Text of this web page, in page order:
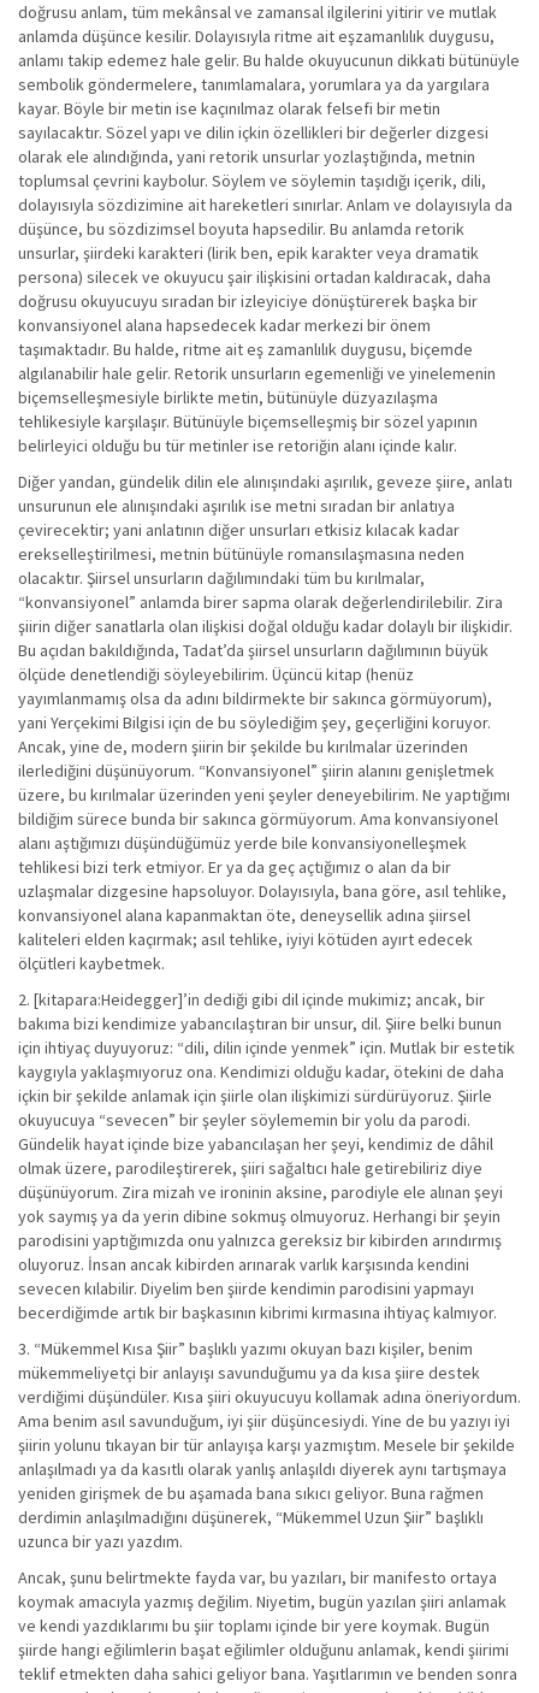
doğrusu anlam, tüm mekânsal ve zamansal ilgilerini yitirir ve mutlak
anlamda düşünce kesilir. Dolayısıyla ritme ait eşzamanlılık duygusu,
anlamı takip edemez hale gelir. Bu halde okuyucunun dikkati bütünüyle
sembolik göndermelere, tanımlamalara, yorumlara ya da yargılara
kayar. Böyle bir metin ise kaçınılmaz olarak felsefi bir metin
sayılacaktır. Sözel yapı ve dilin içkin özellikleri bir değerler dizgesi
olarak ele alındığında, yani retorik unsurlar yozlaştığında, metnin
toplumsal çevrini kaybolur. Söylem ve söylemin taşıdığı içerik, dili,
dolayısıyla sözdizimine ait hareketleri sınırlar. Anlam ve dolayısıyla da
düşünce, bu sözdizimsel boyuta hapsedilir. Bu anlamda retorik
unsurlar, şiirdeki karakteri (lirik ben, epik karakter veya dramatik
persona) silecek ve okuyucu şair ilişkisini ortadan kaldıracak, daha
doğrusu okuyucuyu sıradan bir izleyiciye dönüştürerek başka bir
konvansiyonel alana hapsedecek kadar merkezi bir önem
taşımaktadır. Bu halde, ritme ait eş zamanlılık duygusu, biçemde
algılanabilir hale gelir. Retorik unsurların egemenliği ve yinelemenin
biçemselleşmesiyle birlikte metin, bütünüyle düzyazılaşma
tehlikesiyle karşılaşır. Bütünüyle biçemselleşmiş bir sözel yapının
belirleyici olduğu bu tür metinler ise retoriğin alanı içinde kalır.
Diğer yandan, gündelik dilin ele alınışındaki aşırılık, geveze şiire, anlatı
unsurunun ele alınışındaki aşırılık ise metni sıradan bir anlatıya
çevirecektir; yani anlatının diğer unsurları etkisiz kılacak kadar
erekselleştirilmesi, metnin bütünüyle romansılaşmasına neden
olacaktır. Şiirsel unsurların dağılımındaki tüm bu kırılmalar,
“konvansiyonel” anlamda birer sapma olarak değerlendirilebilir. Zira
şiirin diğer sanatlarla olan ilişkisi doğal olduğu kadar dolaylı bir ilişkidir.
Bu açıdan bakıldığında, Tadat’da şiirsel unsurların dağılımının büyük
ölçüde denetlendiği söyleyebilirim. Üçüncü kitap (henüz
yayımlanmamış olsa da adını bildirmekte bir sakınca görmüyorum),
yani Yerçekimi Bilgisi için de bu söylediğim şey, geçerliğini koruyor.
Ancak, yine de, modern şiirin bir şekilde bu kırılmalar üzerinden
ilerlediğini düşünüyorum. “Konvansiyonel” şiirin alanını genişletmek
üzere, bu kırılmalar üzerinden yeni şeyler deneyebilirim. Ne yaptığımı
bildiğim sürece bunda bir sakınca görmüyorum. Ama konvansiyonel
alanı aştığımızı düşündüğümüz yerde bile konvansiyonelleşmek
tehlikesi bizi terk etmiyor. Er ya da geç açtığımız o alan da bir
uzlaşmalar dizgesine hapsoluyor. Dolayısıyla, bana göre, asıl tehlike,
konvansiyonel alana kapanmaktan öte, deneysellik adına şiirsel
kaliteleri elden kaçırmak; asıl tehlike, iyiyi kötüden ayırt edecek
ölçütleri kaybetmek.
2. [kitapara:Heidegger]’in dediği gibi dil içinde mukimiz; ancak, bir
bakıma bizi kendimize yabancılaştıran bir unsur, dil. Şiire belki bunun
için ihtiyaç duyuyoruz: “dili, dilin içinde yenmek” için. Mutlak bir estetik
kaygıyla yaklaşmıyoruz ona. Kendimizi olduğu kadar, ötekini de daha
içkin bir şekilde anlamak için şiirle olan ilişkimizi sürdürüyoruz. Şiirle
okuyucuya “sevecen” bir şeyler söylememin bir yolu da parodi.
Gündelik hayat içinde bize yabancılaşan her şeyi, kendimiz de dâhil
olmak üzere, parodileştirerek, şiiri sağaltıcı hale getirebiliriz diye
düşünüyorum. Zira mizah ve ironinin aksine, parodiyle ele alınan şeyi
yok saymış ya da yerin dibine sokmuş olmuyoruz. Herhangi bir şeyin
parodisini yaptığımızda onu yalnızca gereksiz bir kibirden arındırmış
oluyoruz. İnsan ancak kibirden arınarak varlık karşısında kendini
sevecen kılabilir. Diyelim ben şiirde kendimin parodisini yapmayı
becerdiğimde artık bir başkasının kibrimi kırmasına ihtiyaç kalmıyor.
3. “Mükemmel Kısa Şiir” başlıklı yazımı okuyan bazı kişiler, benim
mükemmeliyetçi bir anlayışı savunduğumu ya da kısa şiire destek
verdiğimi düşündüler. Kısa şiiri okuyucuyu kollamak adına öneriyordum.
Ama benim asıl savunduğum, iyi şiir düşüncesiydi. Yine de bu yazıyı iyi
şiirin yolunu tıkayan bir tür anlayışa karşı yazmıştım. Mesele bir şekilde
anlaşılmadı ya da kasıtlı olarak yanlış anlaşıldı diyerek aynı tartışmaya
yeniden girişmek de bu aşamada bana sıkıcı geliyor. Buna rağmen
derdimin anlaşılmadığını düşünerek, “Mükemmel Uzun Şiir” başlıklı
uzunca bir yazı yazdım.
Ancak, şunu belirtmekte fayda var, bu yazıları, bir manifesto ortaya
koymak amacıyla yazmış değilim. Niyetim, bugün yazılan şiiri anlamak
ve kendi yazdıklarımı bu şiir toplamı içinde bir yere koymak. Bugün
şiirde hangi eğilimlerin başat eğilimler olduğunu anlamak, kendi şiirimi
teklif etmekten daha sahici geliyor bana. Yaşıtlarımın ve benden sonra